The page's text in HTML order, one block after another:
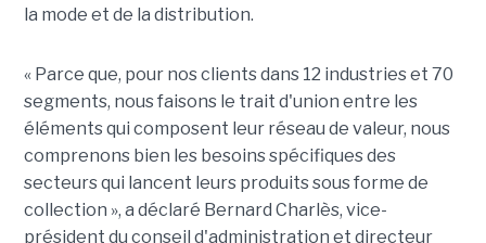
la mode et de la distribution.
« Parce que, pour nos clients dans 12 industries et 70
segments, nous faisons le trait d'union entre les
éléments qui composent leur réseau de valeur, nous
comprenons bien les besoins spécifiques des
secteurs qui lancent leurs produits sous forme de
collection », a déclaré Bernard Charlès, vice-
président du conseil d'administration et directeur